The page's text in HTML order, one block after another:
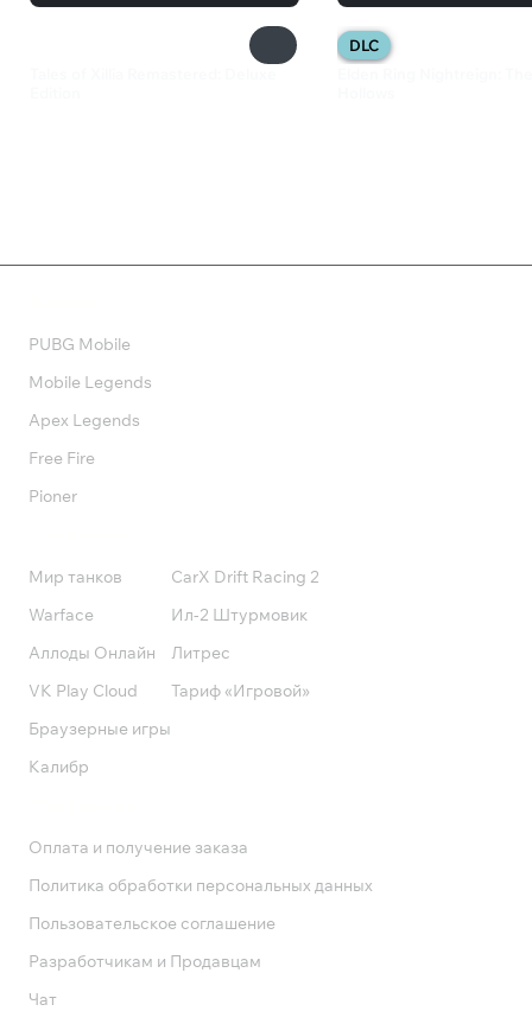
DLC
PUBG Mobile
Mobile Legends
Apex Legends
Free Fire
Pioner
Мир танков
Warface
Аллоды Онлайн
VK Play Cloud
Браузерные игры
Калибр
CarX Drift Racing 2
Ил-2 Штурмовик
Литрес
Тариф «Игровой»
Оплата и получение заказа
Политика обработки персональных данных
Пользовательское соглашение
Разработчикам и Продавцам
Чат